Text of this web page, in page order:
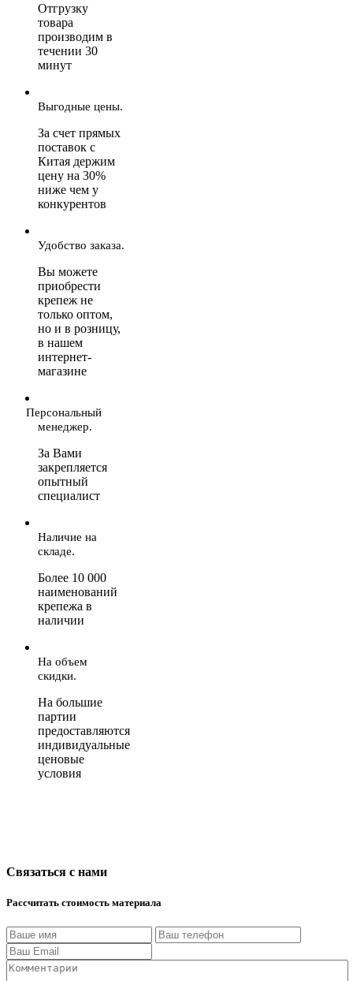
Отгрузку
товара
производим в
течении 30
минут
Выгодные цены.
За счет прямых
поставок с
Китая держим
цену на 30%
ниже чем у
конкурентов
Удобство заказа.
Вы можете
приобрести
крепеж не
только оптом,
но и в розницу,
в нашем
интернет-
магазине
Персональный
менеджер.
За Вами
закрепляется
опытный
специалист
Наличие на
складе.
Более 10 000
наименований
крепежа в
наличии
На объем
скидки.
На большие
партии
предоставляются
индивидуальные
ценовые
условия
Связаться с нами
Рассчитать стоимость материала